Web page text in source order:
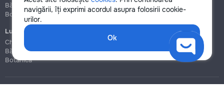
navigării, îți exprimi acordul asupra folosirii cookie-
urilor.
Ok
Bălți
Botanica
Botanica
Lucrări de construcție și instalare
Chișinău
Bălți
Botanica